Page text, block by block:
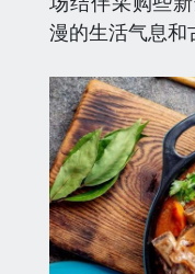
漫的生活气息和